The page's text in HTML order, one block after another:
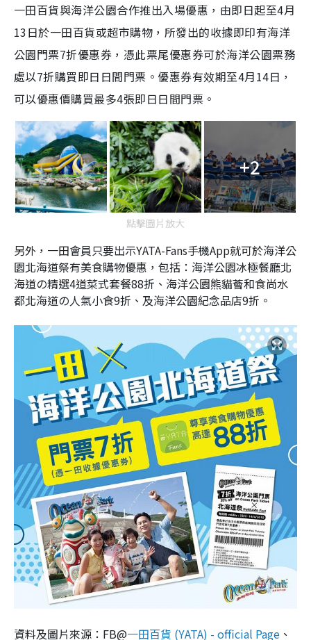
一田百貨與海洋公園合作推出入場優惠，由即日起至4月
13日於一田百貨或超市購物，所發出的收據即印有海洋
公園門票7折優惠券，憑此票尾優惠券可於海洋公園票務
處以7折購買即日日間門票。優惠券有效期至4月14日，
可以優惠價購買最多4張即日日間門票。
+2
點擊圖片放大
另外，一田會員只要出示YATA-Fans手機App就可於海洋公
園北海道祭有美食購物優惠，包括：海洋公園冰極餐廳北
海道の精選4道菜式套餐88折、海洋公園熊貓薈和食尚水
都北海道の人氣小食9折、及海洋公園紀念品店9折。
資料及圖片來源：FB@一田百貨 (YATA) - official Page 、